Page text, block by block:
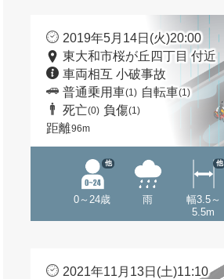
2019年5月14日(火)20:00
東大和市桜が丘四丁目 付近
車両相互 小破事故
普通乗用車(1) 自転車(1)
死亡(0) 負傷(1)
距離96m
0～24歳
他
雨
幅3.5～
5.5m
他
2021年11月13日(土)11:10